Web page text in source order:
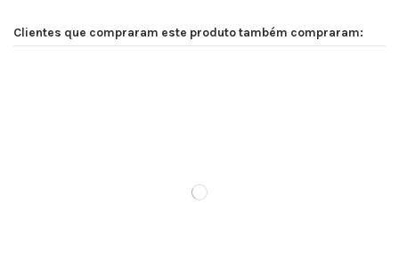
Clientes que compraram este produto também compraram: